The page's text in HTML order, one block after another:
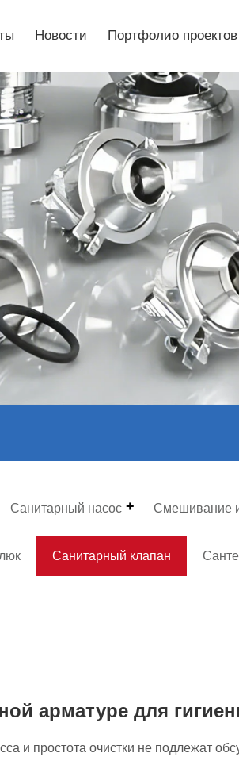
Новости Портфолио проектов
Санитарный насос Смешивание
Санитарный клапан
арматуре для
и простота очистки не подлежат